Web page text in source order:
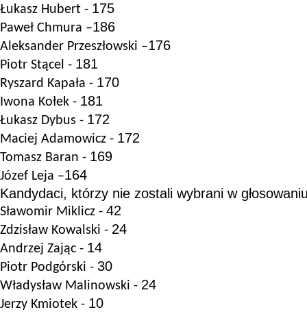
Łukasz Hubert - 175
Paweł Chmura –186
Aleksander Przeszłowski –176
Piotr Stącel - 181
Ryszard Kapała - 170
Iwona Kołek - 181
Łukasz Dybus - 172
Maciej Adamowicz - 172
Tomasz Baran - 169
Józef Leja –164
Kandydaci, którzy nie zostali wybrani w
Sławomir Miklicz - 42
Zdzisław Kowalski - 24
Andrzej Zając - 14
Piotr Podgórski - 30
Władysław Malinowski - 24
Jerzy Kmiotek - 10